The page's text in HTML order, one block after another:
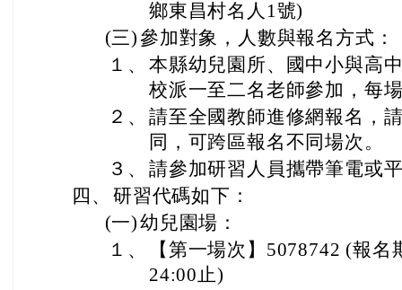
鄉東昌村名人1號)
(三)參加對象，人數與報名方式：
１、 本縣幼兒園所、國中小與高
校派一至二名老師參加，每
２、 請至全國教師進修網報名，
同，可跨區報名不同場次。
３、 請參加研習人員攜帶筆電或
四、 研習代碼如下：
(一)幼兒園場：
１、
【第一場次】5078742 (報
24:00止)